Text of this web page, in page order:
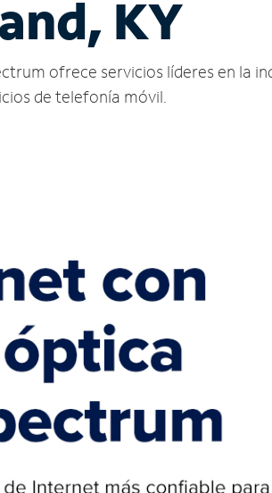
KY
ofrece servicios líderes en
de telefonía móvil.